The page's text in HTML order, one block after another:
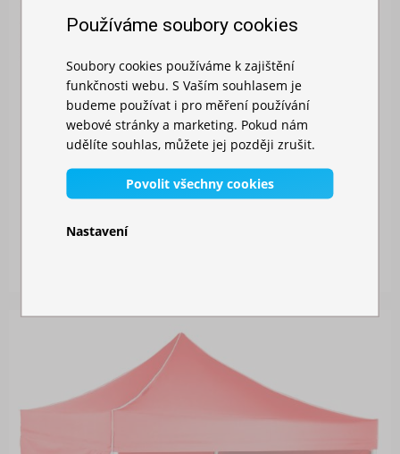
Používáme soubory cookies
Soubory cookies používáme k zajištění
funkčnosti webu. S Vaším souhlasem je
budeme používat i pro měření používání
webové stránky a marketing. Pokud nám
udělíte souhlas, můžete jej později zrušit.
Povolit všechny cookies
Nastavení